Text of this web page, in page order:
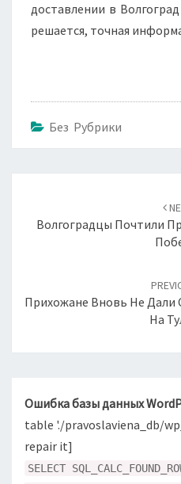
доставлении в
решается, точная
Без Рубрики
записям
Волгоградцы Почтили
Прихожане Вновь Не Дали
На
Ошибка базы данных
table './pravoslaviena_db/
repair it]
SELECT